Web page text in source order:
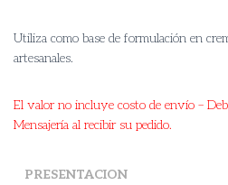
Utiliza como base de formulación en
artesanales.
El valor no incluye costo de envío –
Mensajería al recibir su pedido.
PRESENTACION